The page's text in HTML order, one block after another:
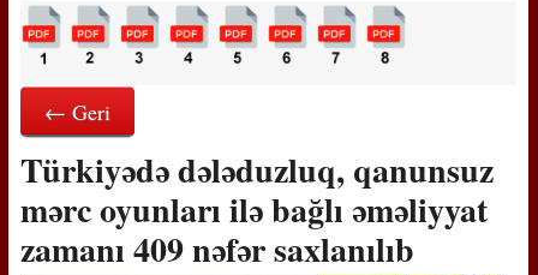
← Geri
Türkiyədə dələduzluq, qanunsuz
mərc oyunları ilə bağlı əməliyyat
zamanı 409 nəfər saxlanılıb